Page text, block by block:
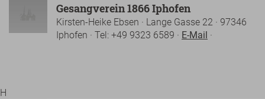
Gesangverein 1866 Iphofen
Kirsten-Heike Ebsen · Lange Gasse 22 · 97346
Iphofen · Tel: +49 9323 6589 · E-Mail ·
H